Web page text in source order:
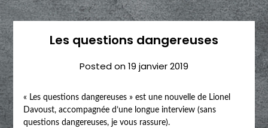
Les questions dangereuses
Posted on19 janvier 2019
« Les questions dangereuses » est une nouvelle de Lionel
Davoust, accompagnée d’une longue interview (sans
questions dangereuses, je vous rassure).